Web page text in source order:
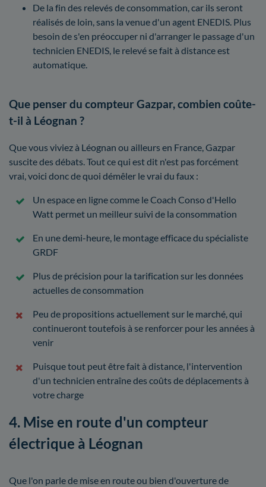
De la fin des relevés de consommation, car ils seront
réalisés de loin, sans la venue d'un agent ENEDIS. Plus
besoin de s'en préoccuper ni d'arranger le passage d'un
technicien ENEDIS, le relevé se fait à distance est
automatique.
Que penser du compteur Gazpar, combien coûte-
t-il à Léognan ?
Que vous viviez à Léognan ou ailleurs en France, Gazpar
suscite des débats. Tout ce qui est dit n'est pas forcément
vrai, voici donc de quoi démêler le vrai du faux :
Un espace en ligne comme le Coach Conso d'Hello
Watt permet un meilleur suivi de la consommation
En une demi-heure, le montage efficace du spécialiste
GRDF
Plus de précision pour la tarification sur les données
actuelles de consommation
Peu de propositions actuellement sur le marché, qui
continueront toutefois à se renforcer pour les années à
venir
Puisque tout peut être fait à distance, l'intervention
d'un technicien entraîne des coûts de déplacements à
votre charge
4. Mise en route d'un compteur
électrique à Léognan
Que l'on parle de mise en route ou bien d'ouverture de